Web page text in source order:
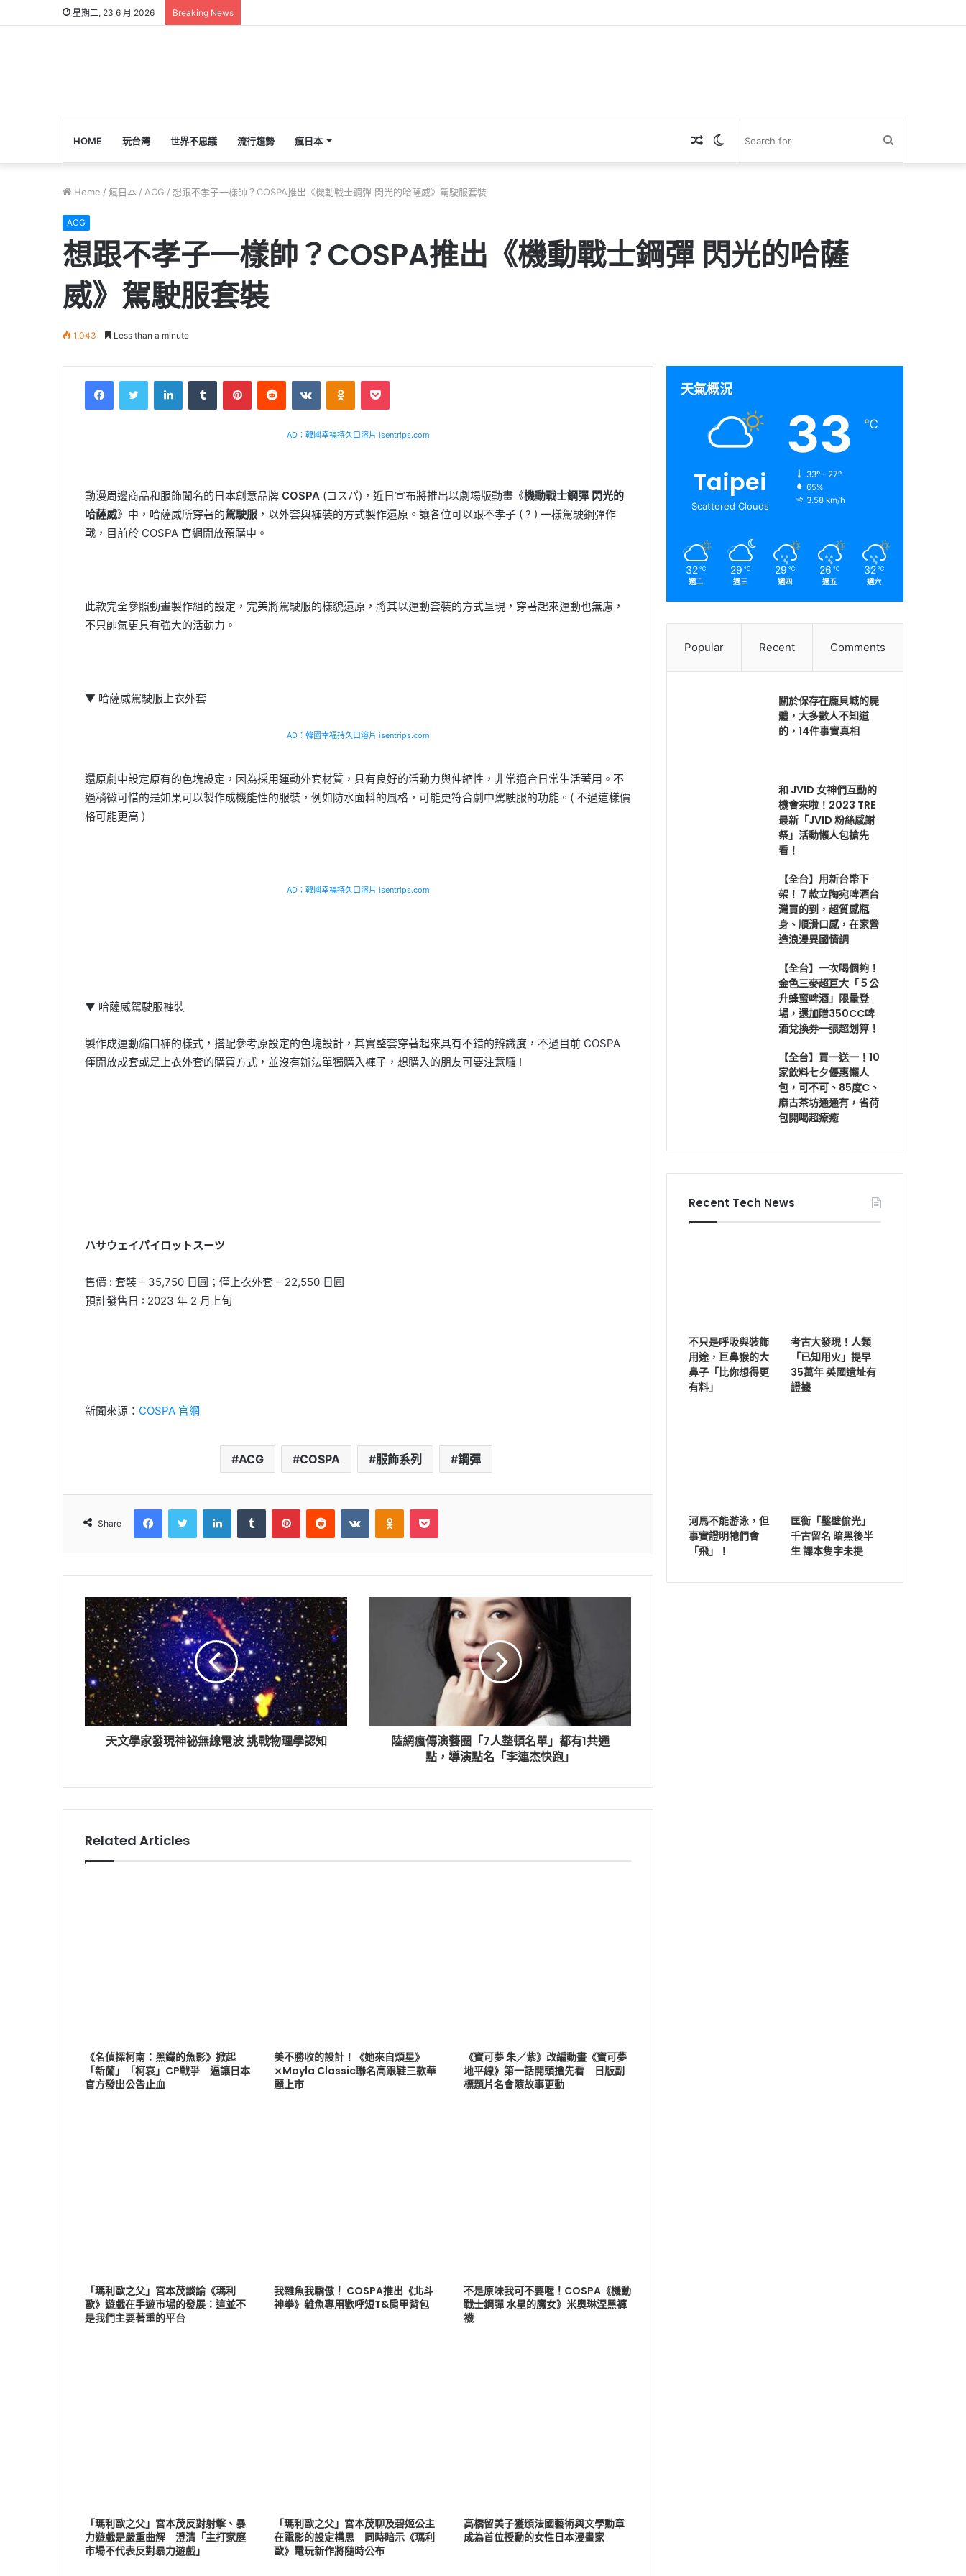
星期二, 23 6 月 2026 Breaking News
HOME 玩台灣 世界不思議 流行趨勢 瘋日本 Switch
Random
Home / 瘋日本 / ACG / 想跟不孝子一樣帥？COSPA推出《機動戰士鋼彈 閃光的哈薩威》駕駛服套裝
ACG
想跟不孝子一樣帥？COSPA推出《機動戰士鋼彈 閃光的哈薩
威》駕駛服套裝
1,043 Less than a minute
AD：韓國幸福持久口溶片 isentrips.com
動漫周邊商品和服飾聞名的日本創意品牌 COSPA (コスパ)，近日宣布將推出以劇場版動畫《機動戰士鋼彈 閃光的
哈薩威》中，哈薩威所穿著的駕駛服 ，以外套與褲裝的方式製作還原。讓各位可以跟不孝子 ( ? ) 一樣駕駛鋼彈作
戰，目前於 COSPA 官網開放預購中。
此款完全參照動畫製作組的設定，完美將駕駛服的樣貌還原，將其以運動套裝的方式呈現，穿著起來運動也無慮，
不只帥氣更具有強大的活動力。
▼ 哈薩威駕駛服上衣外套
AD：韓國幸福持久口溶片 isentrips.com
還原劇中設定原有的色塊設定，因為採用運動外套材質，具有良好的活動力與伸縮性，非常適合日常生活著用。不
過稍微可惜的是如果可以製作成機能性的服裝，例如防水面料的風格，可能更符合劇中駕駛服的功能。( 不過這樣價
格可能更高 )
AD：韓國幸福持久口溶片 isentrips.com
▼ 哈薩威駕駛服褲裝
製作成運動縮口褲的樣式，搭配參考原設定的色塊設計，其實整套穿著起來具有不錯的辨識度，不過目前 COSPA
僅開放成套或是上衣外套的購買方式，並沒有辦法單獨購入褲子，想購入的朋友可要注意囉 !
ハサウェイパイロットスーツ
售價 : 套裝 – 35,750 日圓；僅上衣外套 – 22,550 日圓
預計發售日 : 2023 年 2 月上旬
新聞來源： COSPA 官網
ACG COSPA 服飾系列 鋼彈
Share
天文學家發現神祕無線電波 挑戰物理學認知
陸網瘋傳演藝圈「7人整頓名單」都有1共通
點，導演點名「李連杰快跑」
Related Articles
《名偵探柯南：黑鐵的魚影》掀起
「新蘭」「柯哀」CP戰爭 逼讓日本
官方發出公告止血
美不勝收的設計！《她來自煩星》
⨯Mayla Classic聯名高跟鞋三款華
麗上市
《寶可夢 朱／紫》改編動畫《寶可夢
地平線》第一話開頭搶先看 日版副
標題片名會隨故事更動
「瑪利歐之父」宮本茂談論《瑪利
歐》遊戲在手遊市場的發展：這並不
是我們主要著重的平台
我雜魚我驕傲！ COSPA推出《北斗
神拳》雜魚專用歡呼短T&肩甲背包
不是原味我可不要喔！COSPA《機動
戰士鋼彈 水星的魔女》米奧琳涅黑褲
襪
「瑪利歐之父」宮本茂反對射擊、暴
力遊戲是嚴重曲解 澄清「主打家庭
市場不代表反對暴力遊戲」
「瑪利歐之父」宮本茂聊及碧姬公主
在電影的設定構思 同時暗示《瑪利
歐》電玩新作將隨時公布
高橋留美子獲頒法國藝術與文學勳章
成為首位授勳的女性日本漫畫家
天氣概況
Taipei
Scattered Clouds
33 ℃
33º - 27º
65%
3.58 km/h
32 ℃
週二
29 ℃
週三
29 ℃
週四
26 ℃
週五
32 ℃
週六
Popular Recent Comments
關於保存在龐貝城的屍
體，大多數人不知道
的，14件事實真相
和 JVID 女神們互動的
機會來啦！2023 TRE
最新「JVID 粉絲感謝
祭」活動懶人包搶先
看！
【全台】用新台幣下
架！７款立陶宛啤酒台
灣買的到，超質感瓶
身、順滑口感，在家營
造浪漫異國情調
【全台】一次喝個夠！
金色三麥超巨大「５公
升蜂蜜啤酒」限量登
場，還加贈350CC啤
酒兌換券一張超划算！
【全台】買一送一！10
家飲料七夕優惠懶人
包，可不可、85度C、
麻古茶坊通通有，省荷
包開喝超療癒
Recent Tech News
不只是呼吸與裝飾
用途，巨鼻猴的大
鼻子「比你想得更
有料」
考古大發現！人類
「已知用火」提早
35萬年 英國遺址有
證據
河馬不能游泳，但
事實證明牠們會
「飛」！
匡衡「鑿壁偷光」
千古留名 暗黑後半
生 課本隻字未提